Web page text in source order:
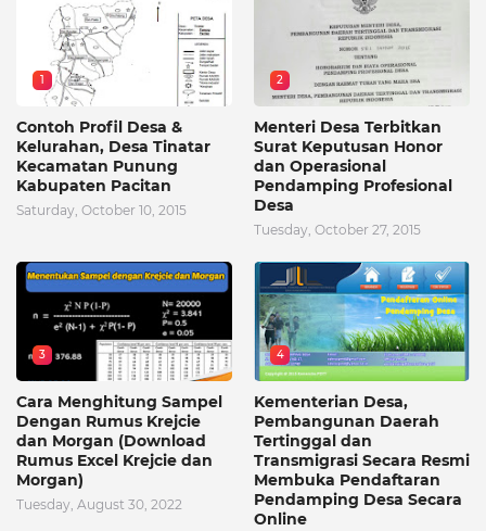
1
Contoh Profil Desa &
Kelurahan, Desa Tinatar
Kecamatan Punung
Kabupaten Pacitan
Saturday, October 10, 2015
2
Menteri Desa Terbitkan
Surat Keputusan Honor
dan Operasional
Pendamping Profesional
Desa
Tuesday, October 27, 2015
3
Cara Menghitung Sampel
Dengan Rumus Krejcie
dan Morgan (Download
Rumus Excel Krejcie dan
Morgan)
Tuesday, August 30, 2022
4
Kementerian Desa,
Pembangunan Daerah
Tertinggal dan
Transmigrasi Secara Resmi
Membuka Pendaftaran
Pendamping Desa Secara
Online